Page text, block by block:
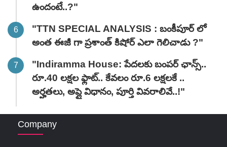
ఉందంటే..?"
"TTN SPECIAL ANALYSIS : బంకీపూర్ లో
అంత ఈజీ గా ప్రశాంత్ కిషోర్ ఎలా గెలిచాడు ?"
"Indiramma House: పేదలకు బంపర్ ఛాన్స్..
రూ.40 లక్షల ఫ్లాట్.. కేవలం రూ.6 లక్షలకే ..
అర్హతలు, అప్లై విధానం, పూర్తి వివరాలివే..!"
Company